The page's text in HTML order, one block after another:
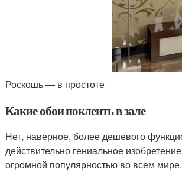
Роскошь — в простоте
Какие обои поклеить в зале
Нет, наверное, более дешевого
действительно гениальное
огромной популярностью во всем мире.